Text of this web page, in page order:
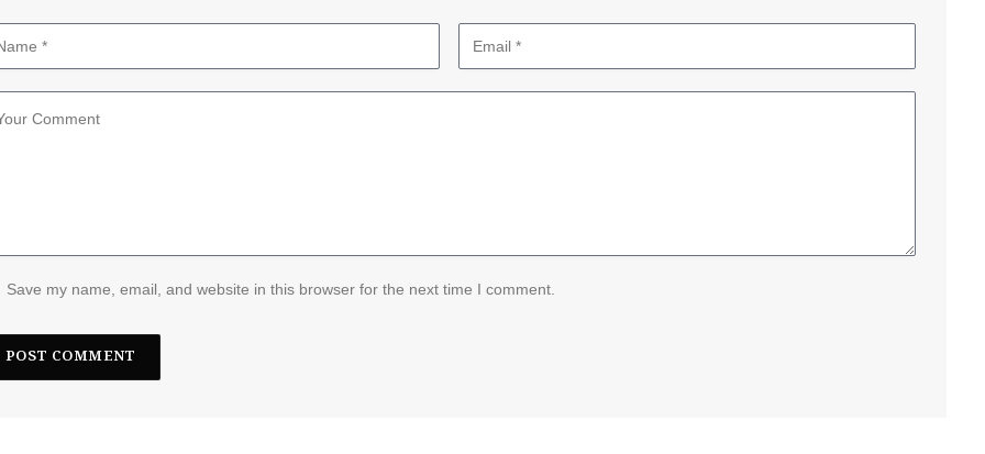
Save my name, email, and website in this browser for the next time I comment.